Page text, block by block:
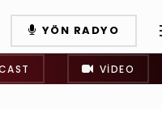
YÖN RADYO
VIDEO